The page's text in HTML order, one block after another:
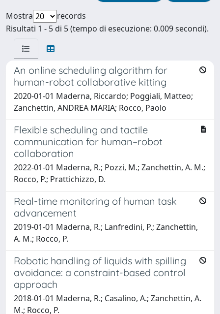
Mostra
records
Risultati 1 - 5 di 5 (tempo di esecuzione: 0.009 secondi).
An online scheduling algorithm for
human-robot collaborative kitting
2020-01-01 Maderna, Riccardo; Poggiali, Matteo;
Zanchettin, ANDREA MARIA; Rocco, Paolo
Flexible scheduling and tactile
communication for human–robot
collaboration
2022-01-01 Maderna, R.; Pozzi, M.; Zanchettin, A. M.;
Rocco, P.; Prattichizzo, D.
Real-time monitoring of human task
advancement
2019-01-01 Maderna, R.; Lanfredini, P.; Zanchettin,
A. M.; Rocco, P.
Robotic handling of liquids with spilling
avoidance: a constraint-based control
approach
2018-01-01 Maderna, R.; Casalino, A.; Zanchettin, A.
M.; Rocco, P.